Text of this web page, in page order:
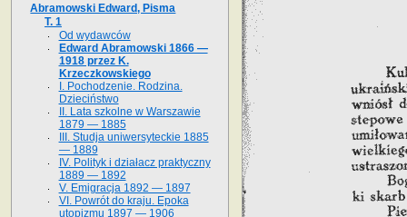
Abramowski Edward, Pisma
T. 1
Od wydawców
Edward Abramowski 1866 —
1918 przez K.
Krzeczkowskiego
I. Pochodzenie. Rodzina.
Dzieciństwo
II. Lata szkolne w Warszawie
1879 — 1885
III. Studja uniwersyteckie 1885
— 1889
IV. Polityk i działacz praktyczny
1889 — 1892
V. Emigracja 1892 — 1897
VI. Powrót do kraju. Epoka
utopizmu 1897 — 1906